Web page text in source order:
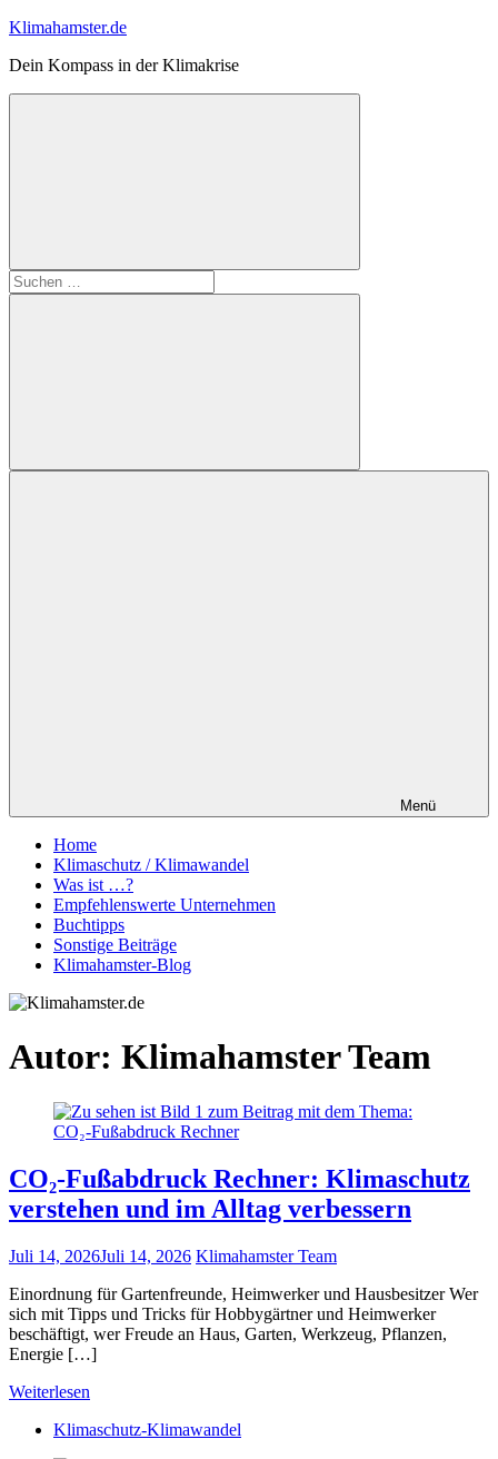
Zum
springen
Klimahamster.de
Dein Kompass in der Klimakrise
Suchformular
öffnen
Suchen
nach:
Suchen
Menü
Home
Klimaschutz / Klimawandel
Was ist …?
Empfehlenswerte Unternehmen
Buchtipps
Sonstige Beiträge
Klimahamster-Blog
Autor: Klimahamster Team
CO₂-Fußabdruck Rechner: Klimaschutz
verstehen und im Alltag verbessern
Juli 14, 2026Juli 14, 2026 Klimahamster Team
Einordnung für Gartenfreunde, Heimwerker und Hausbesitzer Wer
sich mit Tipps und Tricks für Hobbygärtner und Heimwerker
beschäftigt, wer Freude an Haus, Garten, Werkzeug, Pflanzen,
Energie […]
Weiterlesen
Klimaschutz-Klimawandel